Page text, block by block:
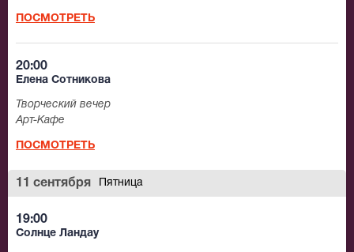
ПОСМОТРЕТЬ
20:00
Елена Сотникова
Творческий вечер
Арт-Кафе
ПОСМОТРЕТЬ
11 сентября Пятница
19:00
Солнце Ландау